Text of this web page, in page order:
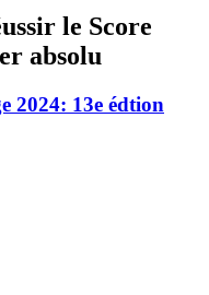
le Score
absolu
2024: 13e édtion